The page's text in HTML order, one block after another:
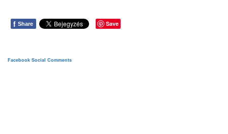
f Share Save
Facebook Social Comments